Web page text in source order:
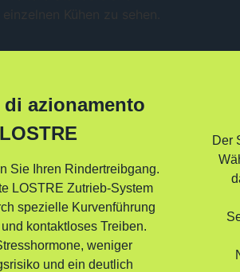
azionamento
LOSTRE
Sie Ihren Rindertreibgang.
LOSTRE Zutrieb-System
spezielle Kurvenführung
kontaktloses Treiben.
weniger
und ein deutlich
Der